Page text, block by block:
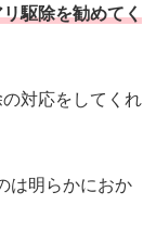
駆除を勧めてく
対応をしてくれ
は明らかにおか